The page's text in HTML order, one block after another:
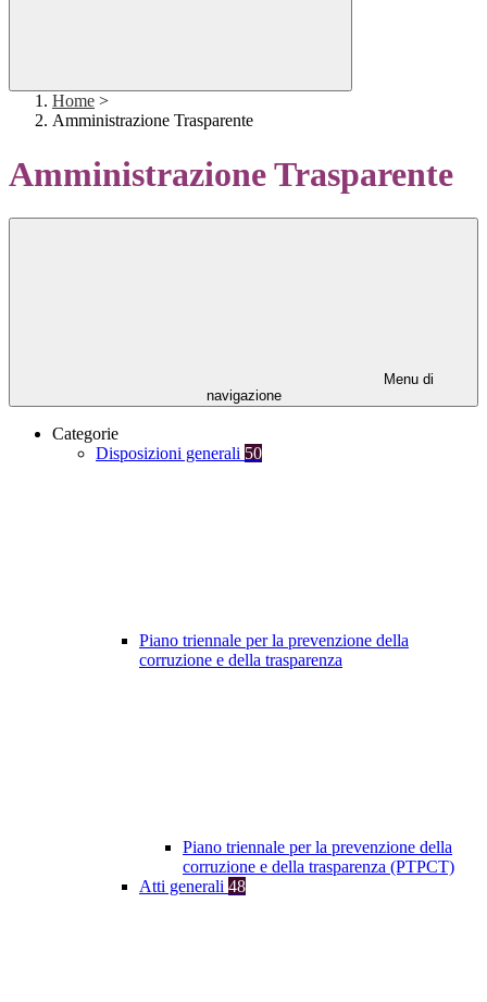
Home >
Amministrazione Trasparente
Amministrazione Trasparente
Menu di
navigazione
Categorie
Disposizioni generali 50
Piano triennale per la prevenzione della
corruzione e della trasparenza
Piano triennale per la prevenzione della
corruzione e della trasparenza (PTPCT)
Atti generali 48